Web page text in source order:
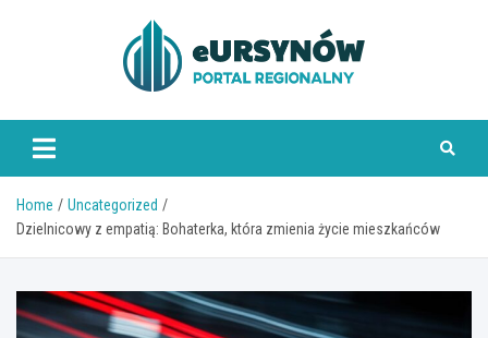
Home
Uncategorized
Dzielnicowy z empatią: Bohaterka, która zmienia życie mieszkańców